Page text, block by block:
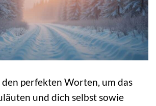
den perfekten Worten, um das
und dich selbst sowie